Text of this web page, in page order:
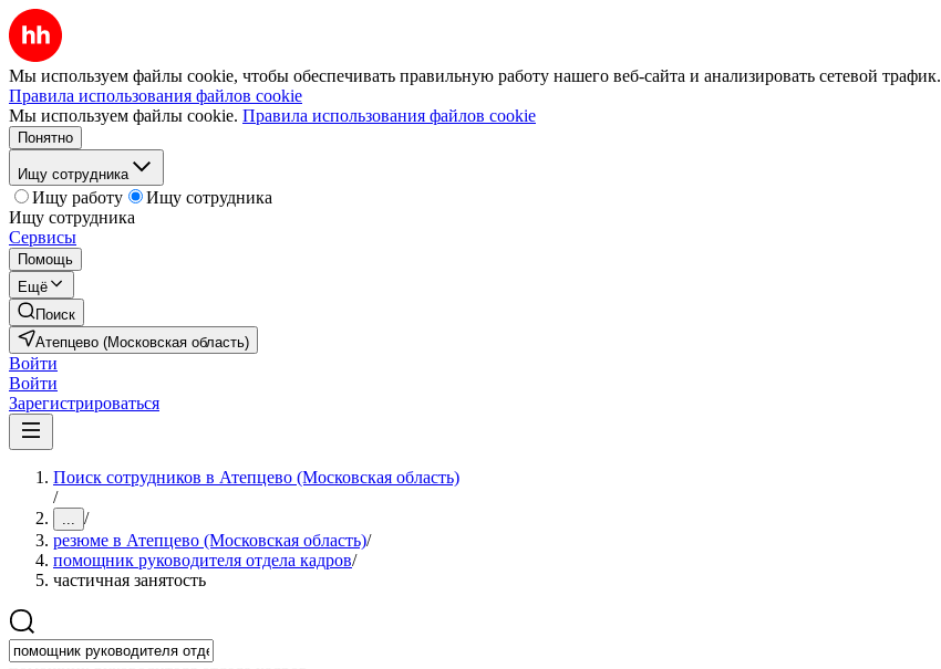
Мы используем файлы cookie, чтобы обеспечивать правильную работу нашего веб-сайта и анализировать сетевой трафик.
Правила использования файлов cookie
Мы используем файлы cookie. Правила использования файлов cookie
Понятно
Ищу сотрудника
Ищу работу
Ищу сотрудника
Ищу сотрудника
Сервисы
Помощь
Ещё
Поиск
Атепцево (Московская область)
Войти
Войти
Зарегистрироваться
Поиск сотрудников в Атепцево (Московская область)
/
... /
резюме в Атепцево (Московская область)/
помощник руководителя отдела кадров/
частичная занятость